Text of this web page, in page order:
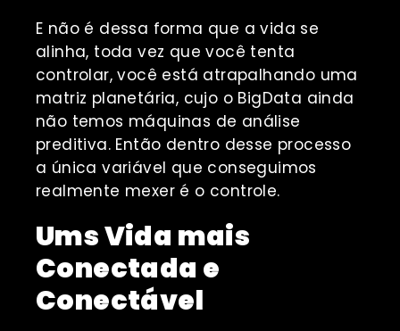
E não é dessa forma que a vida se
alinha, toda vez que você tenta
controlar, você está atrapalhando uma
matriz planetária, cujo o BigData ainda
não temos máquinas de análise
preditiva. Então dentro desse processo
a única variável que conseguimos
realmente mexer é o controle.
Ums Vida mais
Conectada e
Conectável